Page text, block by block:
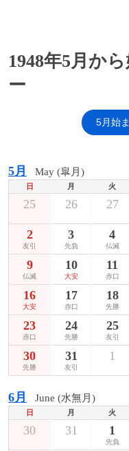
1948年5月か
ー
5月始
5月 May (皐月)
日 月 火
25 26 27
2
友引
3
先負
4
仏滅
9
仏滅
10
大安
11
赤口
16
大安
17
赤口
18
先勝
23
赤口
24
先勝
25
友引
30
先勝
31
友引
1
6月 June (水無月)
日 月 火
30 31 1
先負